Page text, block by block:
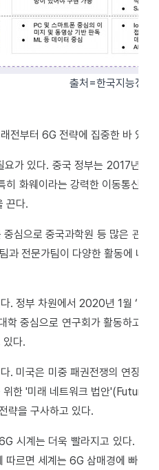
출처=한국지능정보
전부터 6G 전략에 집중한 바 있다.
요가 있다. 중국 정부는 2017년
히 화웨이라는 강력한 이동통신장
끈다.
중심으로 중국과학원 등 많은 관
과 전문가팀이 다양한 활동에 나
. 정부 차원에서 2020년 1월
학 중심으로 연구회가 활동하고
있다.
. 미국은 미중 패권전쟁의 연장
위한 '미래 네트워크 법안
략을 구사하고 있다.
시계는 더욱 빨라지고 있다. 아
따르면 세계는 6G 삼매경에 빠진